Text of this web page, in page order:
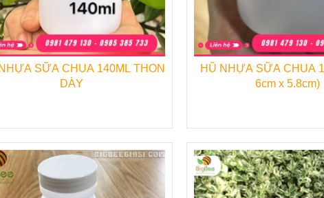
dùng 1 lần.
♦ Khay xốp đựng thịt, cá, rau củ quả.
♦ Tô xốp đựng cháo, phở hủ tiếu.
♦ Bao bì túi xốp – túi ni lông.
♦ Dây nilon buộc hàng.
♦ Dây thun buộc hàng.
SỮA CHUA 140ML THON
DÀY
HŨ NHỰA SỮA CHUA
6cm x 5.8cm)